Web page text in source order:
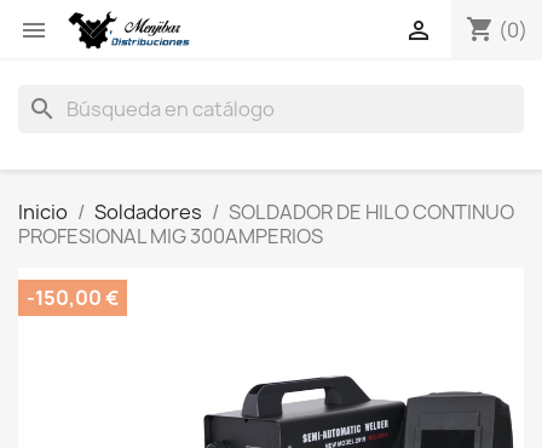
 shopping_cart (0)

search
Inicio Soldadores
SOLDADOR DE HILO CONTINUO
PROFESIONAL MIG 300AMPERIOS
-150,00 €